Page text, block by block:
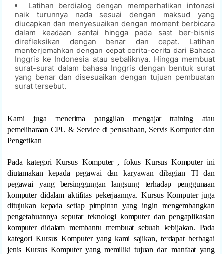
Latihan berdialog dengan memperhatikan intonasi
naik turunnya nada sesuai dengan maksud yang
diucapkan dan menyesuaikan dengan moment berbicara
dalam keadaan santai hingga pada saat ber-bisnis
direfleksikan dengan benar dan cepat. Latihan
menterjemahkan dengan cepat cerita-cerita dari Bahasa
Inggris ke Indonesia atau sebaliknya. Hingga membuat
surat-surat dalam bahasa Inggris dengan bentuk surat
yang benar dan disesuaikan dengan tujuan pembuatan
surat tersebut.
Kami juga menerima panggilan mengajar training atau
pemeliharaan CPU & Service di perusahaan, Servis Komputer dan
Pengetikan
Pada kategori Kursus Komputer , fokus Kursus Komputer ini
diutamakan kepada pegawai dan karyawan dibagian TI dan
pegawai yang bersinggungan langsung terhadap penggunaan
komputer didalam aktifitas pekerjaannya. Kursus Komputer juga
ditujukan kepada setiap pimpinan yang ingin mengembangkan
pengetahuannya seputar teknologi komputer dan pengaplikasian
komputer didalam membantu membuat sebuah kebijakan. Pada
kategori Kursus Komputer yang kami sajikan, terdapat berbagai
jenis Kursus Komputer yang memiliki tujuan dan manfaat yang